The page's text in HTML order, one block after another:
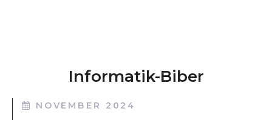
Informatik-Biber
NOVEMBER 2024